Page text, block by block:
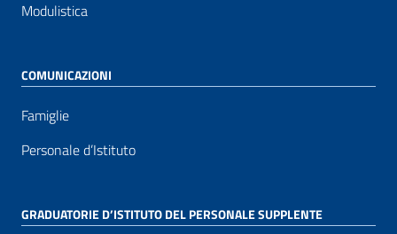
Modulistica
COMUNICAZIONI
Famiglie
Personale d’Istituto
GRADUATORIE D’ISTITUTO DEL PERSONALE SUPPLENTE